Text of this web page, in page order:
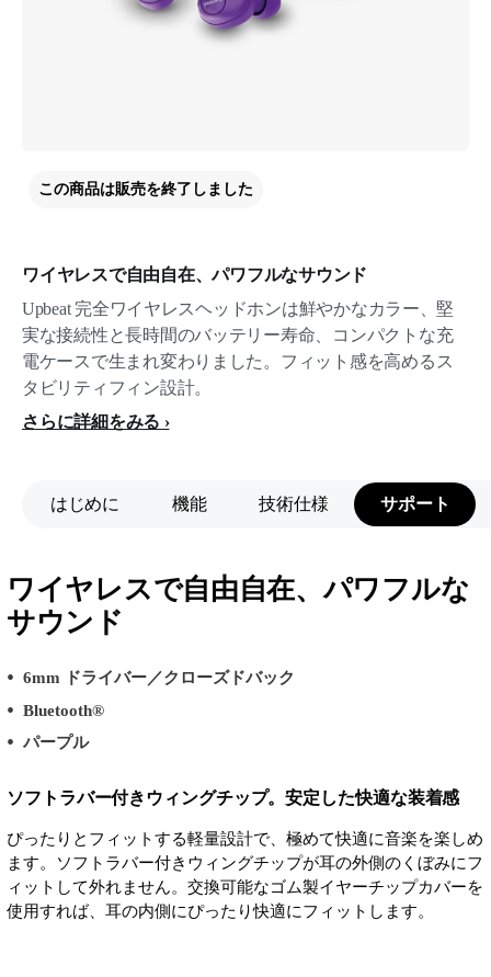
ワイヤレスで自由自在、パワフルなサウンド
Upbeat 完全ワイヤレスヘッドホンは鮮やかなカラー、堅
実な接続性と長時間のバッテリー寿命、コンパクトな充
電ケースで生まれ変わりました。フィット感を高めるス
タビリティフィン設計。
さらに詳細をみる
この商品は販売を終了しました
はじめに 機能 技術仕様 サポート
ワイヤレスで自由自在、パワフルな
サウンド
6mm ドライバー／クローズドバック
Bluetooth®
パープル
ソフトラバー付きウィングチップ。安定した快適な装着感
ぴったりとフィットする軽量設計で、極めて快適に音楽を楽しめ
ます。ソフトラバー付きウィングチップが耳の外側のくぼみにフ
ィットして外れません。交換可能なゴム製イヤーチップカバーを
使用すれば、耳の内側にぴったり快適にフィットします。